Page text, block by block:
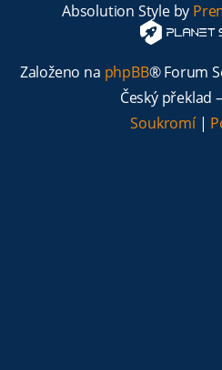
Absolution Style by
Založeno na phpBB® Forum
Český překlad –
Soukromí|